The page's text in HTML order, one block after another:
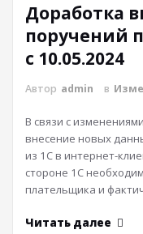
Доработка
поручений
с 10.05.2024
Автор admin в
В связи с
внесение новых
из 1С в интернет-
стороне 1С
плательщика и
Читать далее